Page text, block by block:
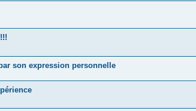
son expression personnelle